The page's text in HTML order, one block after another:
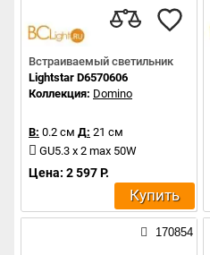
Встраиваемый светильник
Lightstar D6570606
Коллекция: Domino
В: 0.2 см Д: 21 см
GU5.3 x 2 max 50W
Цена: 2 597 Р.
Купить
170854